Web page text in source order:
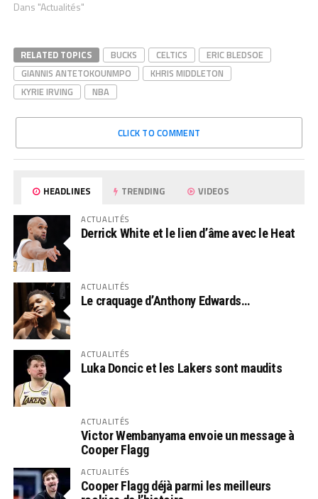
Dans "Actualités"
RELATED TOPICS BUCKS CELTICS
ERIC BLEDSOE
GIANNIS ANTETOKOUNMPO
KHRIS MIDDLETON
KYRIE IRVING
NBA
CLICK TO COMMENT
HEADLINES TRENDING VIDEOS
ACTUALITÉS
Derrick White et le lien d’âme avec le Heat
ACTUALITÉS
Le craquage d’Anthony Edwards…
ACTUALITÉS
Luka Doncic et les Lakers sont maudits
ACTUALITÉS
Victor Wembanyama envoie un message à
Cooper Flagg
ACTUALITÉS
Cooper Flagg déjà parmi les meilleurs